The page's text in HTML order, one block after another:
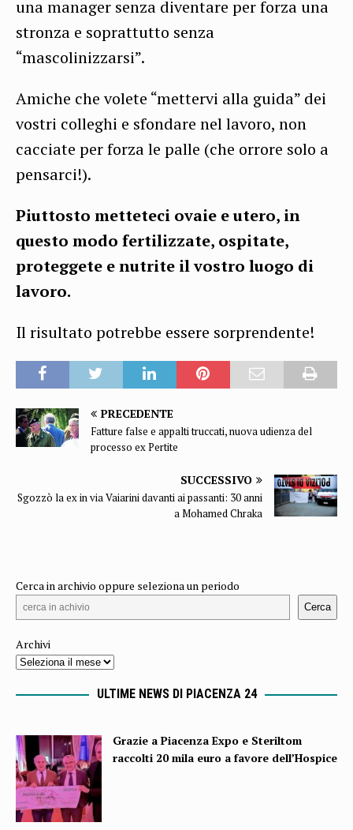
una manager senza diventare per forza una
stronza e soprattutto senza
“mascolinizzarsi”.
Amiche che volete “mettervi alla guida” dei
vostri colleghi e sfondare nel lavoro, non
cacciate per forza le palle (che orrore solo a
pensarci!).
Piuttosto metteteci ovaie e utero, in
questo modo fertilizzate, ospitate,
proteggete e nutrite il vostro luogo di
lavoro.
Il risultato potrebbe essere sorprendente!
PRECEDENTE
Fatture false e appalti truccati, nuova udienza del
processo ex Pertite
SUCCESSIVO
Sgozzò la ex in via Vaiarini davanti ai passanti: 30 anni
a Mohamed Chraka
Cerca in archivio oppure seleziona un periodo
Cerca
Archivi
ULTIME NEWS DI PIACENZA 24
Grazie a Piacenza Expo e Steriltom
raccolti 20 mila euro a favore dell’Hospice